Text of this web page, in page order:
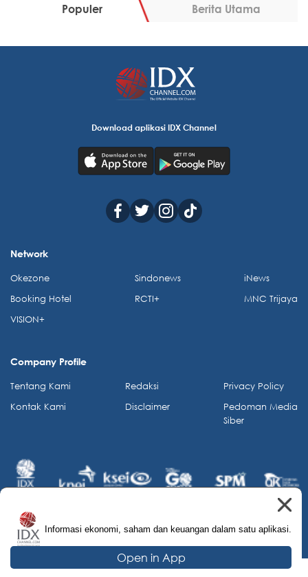
Populer Berita Utama
Informasi ekonomi, saham dan keuangan dalam satu aplikasi.
Open in App
Download aplikasi IDX Channel
Network
Okezone
Booking Hotel
VISION+
Sindonews
RCTI+
iNews
MNC Trijaya
Company Profile
Tentang Kami
Kontak Kami
Redaksi
Disclaimer
Privacy Policy
Pedoman Media
Siber
© 2026 IDX Channel. All Rights Reserved.